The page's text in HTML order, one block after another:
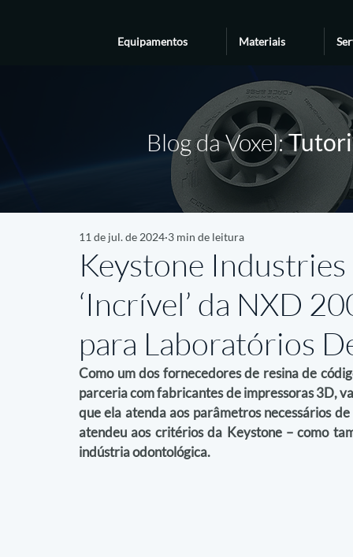
Equipamentos Materiais
Blog da Voxel:
Keystone
‘Incrível’ da NXD
para Laboratórios
11 de jul. de 2024 3 min de leitura
Como um dos fornecedores de resina de
parceria com fabricantes de impressoras 3D,
que ela atenda aos parâmetros necessários
atendeu aos critérios da Keystone – como
indústria odontológica.